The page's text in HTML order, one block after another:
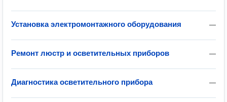
—
Установка электромонтажного оборудования
—
Ремонт люстр и осветительных приборов
—
Диагностика осветительного прибора